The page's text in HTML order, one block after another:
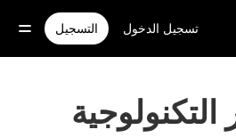
تسجيل الدخول التسجيل